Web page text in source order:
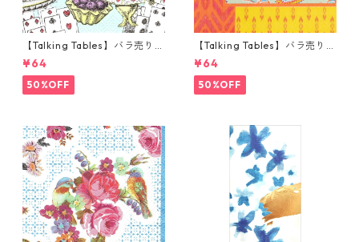
【Talking Tables】バラ売り1
枚 カクテルサイズ ペーパーナ
プキン Alice in Wonderland
ブルー
¥64
50%OFF
【Talking Tables】バラ売り1
枚 ランチサイズ ペーパーナプ
キン Paisley Print Boho オレ
ンジ
¥64
50%OFF